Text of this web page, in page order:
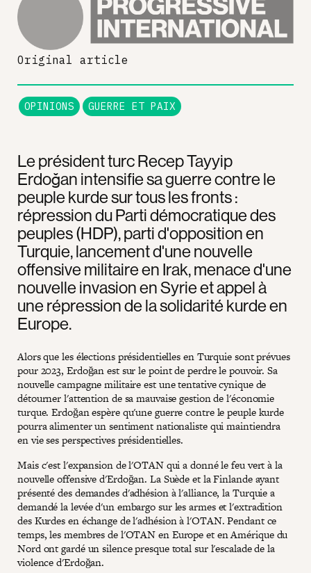
Le président turc Recep Tayyip
Erdoğan intensifie sa guerre contre le
peuple kurde sur tous les fronts :
répression du Parti démocratique des
peuples (HDP), parti d'opposition en
Turquie, lancement d'une nouvelle
offensive militaire en Irak, menace d'une
nouvelle invasion en Syrie et appel à
une répression de la solidarité kurde en
Europe.
Alors que les élections présidentielles en Turquie sont prévues
pour 2023, Erdoğan est sur le point de perdre le pouvoir. Sa
nouvelle campagne militaire est une tentative cynique de
détourner l'attention de sa mauvaise gestion de l'économie
turque. Erdoğan espère qu'une guerre contre le peuple kurde
pourra alimenter un sentiment nationaliste qui maintiendra
en vie ses perspectives présidentielles.
Mais c'est l'expansion de l'OTAN qui a donné le feu vert à la
nouvelle offensive d'Erdoğan. La Suède et la Finlande ayant
présenté des demandes d'adhésion à l'alliance, la Turquie a
demandé la levée d'un embargo sur les armes et l'extradition
des Kurdes en échange de l'adhésion à l'OTAN. Pendant ce
temps, les membres de l'OTAN en Europe et en Amérique du
Nord ont gardé un silence presque total sur l'escalade de la
violence d'Erdoğan.
Original article
OPINIONS GUERRE ET PAIX